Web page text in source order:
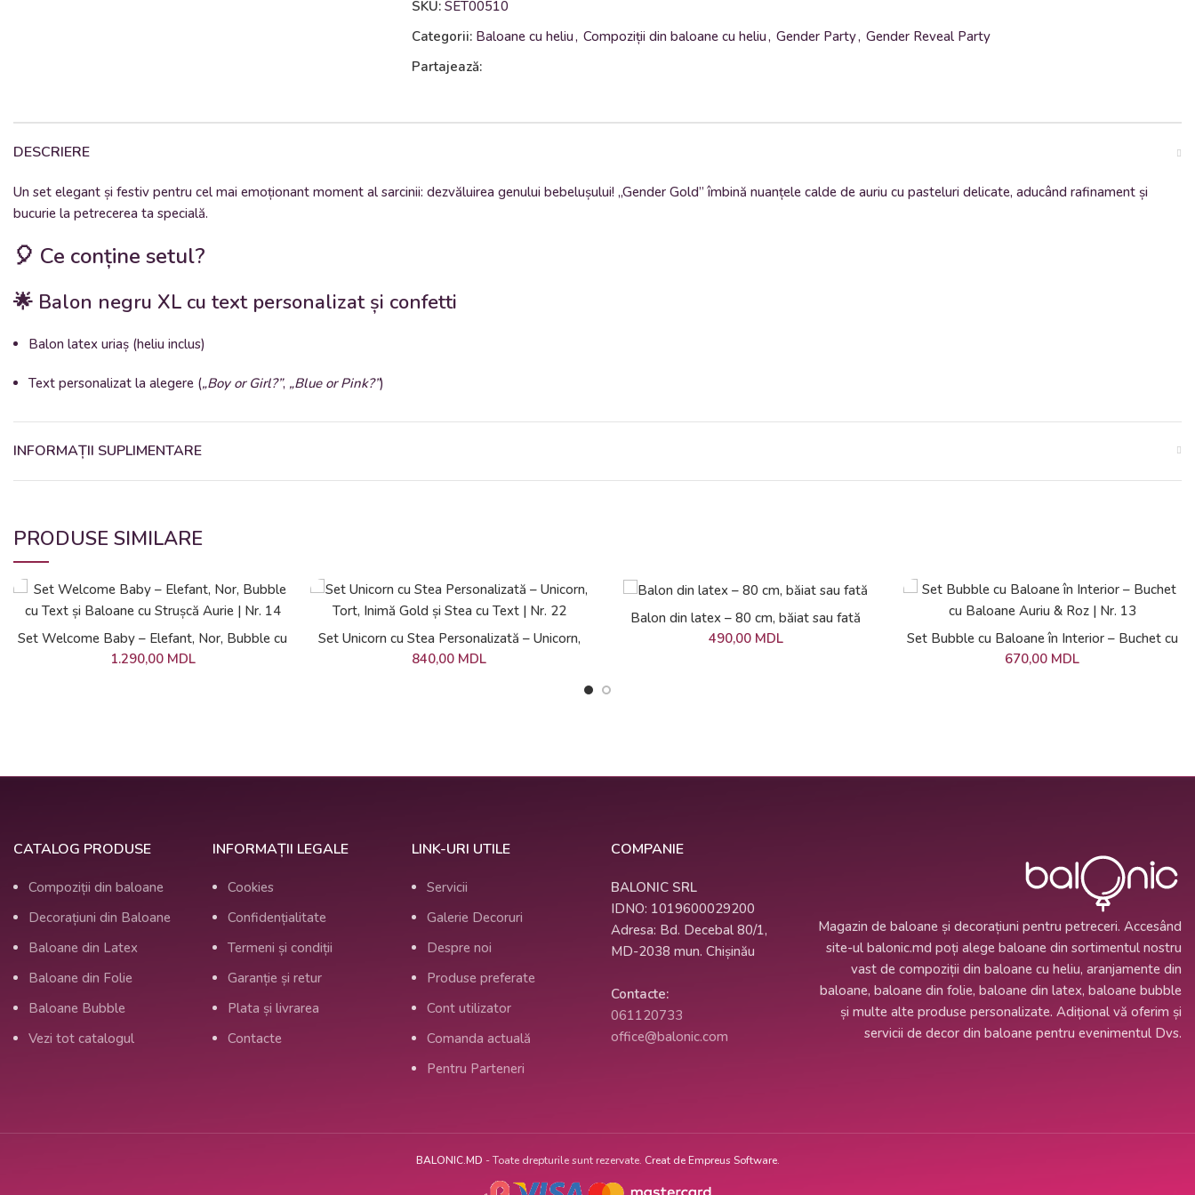
SKU: SET00510
Categorii: Baloane cu heliu, Compoziții din baloane cu heliu, Gender Party, Gender Reveal Party
Partajează:
DESCRIERE
Un set elegant și festiv pentru cel mai emoționant moment al sarcinii: dezvăluirea genului bebelușului! „Gender Gold” îmbină nuanțele calde de auriu cu pasteluri delicate, aducând rafinament și
bucurie la petrecerea ta specială.
🎈 Ce conține setul?
🌟 Balon negru XL cu text personalizat și confetti
Balon latex uriaș (heliu inclus)
Text personalizat la alegere („Boy or Girl?”, „Blue or Pink?”)
Umplut cuconfetti roz sau albastru
Panglici aurii elegante pentru un efect glam
Balon transparent tip “bubble”
Decorat cu pene aurii
Text personalizat: „Hello Baby” „Băiețel sau fetiță?” etc.
🎈 2 buchete de baloane heliu
Aranjate și livrate gata de sărbătoare
⏳ Durabilitate baloane
✔️ Latex: ~24 ore (cu tratament special)
INFORMAȚII SUPLIMENTARE
PRODUSE SIMILARE
ADAUGĂ ÎN COȘ
Set Welcome Baby – Elefant, Nor, Bubble cu
Text și Baloane cu Strușcă Aurie | Nr. 14
1.290,00 MDL
ADAUGĂ ÎN COȘ
Set Unicorn cu Stea Personalizată – Unicorn,
Tort, Inimă Gold și Stea cu Text | Nr. 22
840,00 MDL
ADAUGĂ ÎN COȘ
Balon din latex – 80 cm, băiat sau fată
490,00 MDL ADAUGĂ ÎN COȘ
Set Bubble cu Baloane în Interior – Buchet cu
Baloane Auriu & Roz | Nr. 13
670,00 MDL
CATALOG PRODUSE
Compoziții din baloane
Decorațiuni din Baloane
Baloane din Latex
Baloane din Folie
Baloane Bubble
Vezi tot catalogul
INFORMAȚII LEGALE
Cookies
Confidențialitate
Termeni și condiții
Garanție și retur
Plata și livrarea
Contacte
LINK-URI UTILE
Servicii
Galerie Decoruri
Despre noi
Produse preferate
Cont utilizator
Comanda actuală
Pentru Parteneri
COMPANIE
BALONIC SRL
IDNO: 1019600029200
Adresa: Bd. Decebal 80/1,
MD-2038 mun. Chișinău
Contacte:
061120733
office@balonic.com
Magazin de baloane și decorațiuni pentru petreceri. Accesând
site-ul balonic.md poți alege baloane din sortimentul nostru
vast de compoziții din baloane cu heliu, aranjamente din
baloane, baloane din folie, baloane din latex, baloane bubble
și multe alte produse personalizate. Adițional vă oferim și
servicii de decor din baloane pentru evenimentul Dvs.
BALONIC.MD - Toate drepturile sunt rezervate. Creat de Empreus Software.